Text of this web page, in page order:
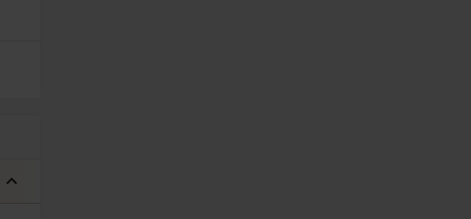
expand_less